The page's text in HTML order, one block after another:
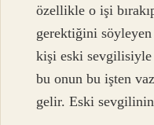
özellikle o işi
gerektiğini
kişi eski sevgilisiyle
bu onun bu işten
gelir. Eski